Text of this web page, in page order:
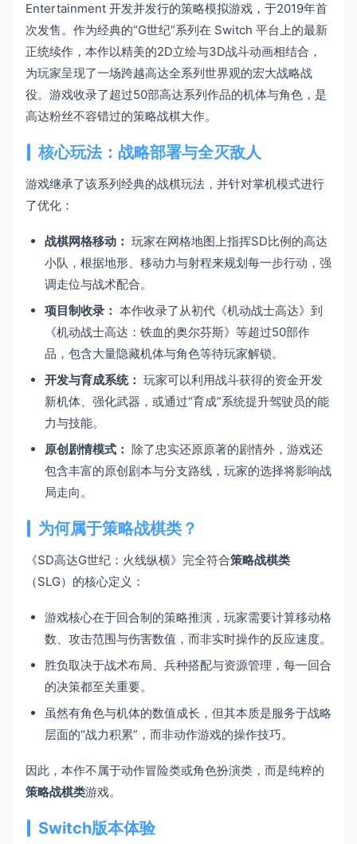
Entertainment 开发并发行的策略模拟游戏，于2019年首
次发售。作为经典的“G世纪”系列在 Switch 平台上的最新
正统续作，本作以精美的2D立绘与3D战斗动画相结合，
为玩家呈现了一场跨越高达全系列世界观的宏大战略战
役。游戏收录了超过50部高达系列作品的机体与角色，是
高达粉丝不容错过的策略战棋大作。
核心玩法：战略部署与全灭敌人
游戏继承了该系列经典的战棋玩法，并针对掌机模式进行
了优化：
战棋网格移动： 玩家在网格地图上指挥SD比例的高达
小队，根据地形、移动力与射程来规划每一步行动，强
调走位与战术配合。
项目制收录： 本作收录了从初代《机动战士高达》到
《机动战士高达：铁血的奥尔芬斯》等超过50部作
品，包含大量隐藏机体与角色等待玩家解锁。
开发与育成系统： 玩家可以利用战斗获得的资金开发
新机体、强化武器，或通过“育成”系统提升驾驶员的能
力与技能。
原创剧情模式： 除了忠实还原原著的剧情外，游戏还
包含丰富的原创剧本与分支路线，玩家的选择将影响战
局走向。
为何属于策略战棋类？
《SD高达G世纪：火线纵横》完全符合策略战棋类
（SLG）的核心定义：
游戏核心在于回合制的策略推演，玩家需要计算移动格
数、攻击范围与伤害数值，而非实时操作的反应速度。
胜负取决于战术布局、兵种搭配与资源管理，每一回合
的决策都至关重要。
虽然有角色与机体的数值成长，但其本质是服务于战略
层面的“战力积累”，而非动作游戏的操作技巧。
因此，本作不属于动作冒险类或角色扮演类，而是纯粹的
策略战棋类游戏。
Switch版本体验